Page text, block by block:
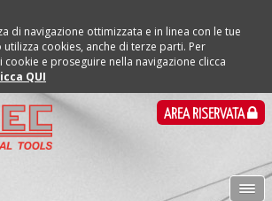
di navigazione ottimizzata e in linea con le tue
cookies, anche di terze parti. Per
e proseguire nella navigazione clicca
QUI
AREA RISERVATA